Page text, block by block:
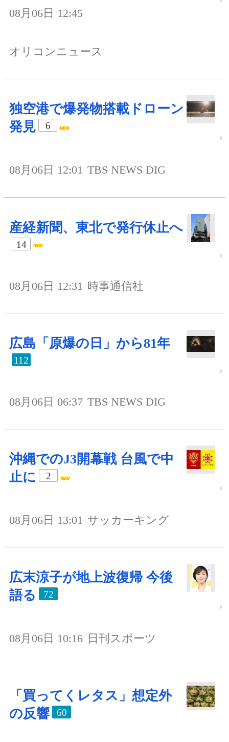
08月06日 12:45
オリコンニュース
独空港で爆発物搭載ドローン
発見
6
08月06日 12:01 TBS NEWS DIG
産経新聞、東北で発行休止へ
14
08月06日 12:31 時事通信社
広島「原爆の日」から81年
112
08月06日 06:37 TBS NEWS DIG
沖縄でのJ3開幕戦 台風で中
止に
2
08月06日 13:01 サッカーキング
広末涼子が地上波復帰 今後
語る
72
08月06日 10:16 日刊スポーツ
「買ってくレタス」想定外
の反響
60